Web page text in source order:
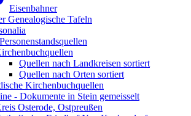
Eisenbahner
Genealogische Tafeln
Quellen nach Landkreisen sortiert
Quellen nach Orten sortiert
Kirchenbuchquellen
- Dokumente in Stein gemeisselt
Osterode, Ostpreußen